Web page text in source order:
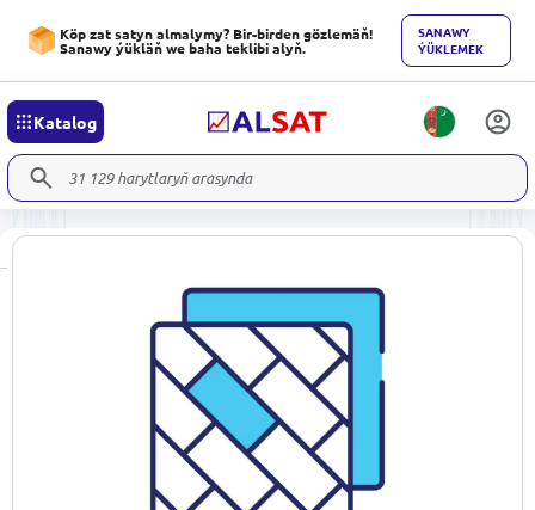
Köp zat satyn almalymy? Bir-birden gözlemäň!
Sanawy ýükläň we baha teklibi alyň.
SANAWY
ÝÜKLEMEK
Katalog